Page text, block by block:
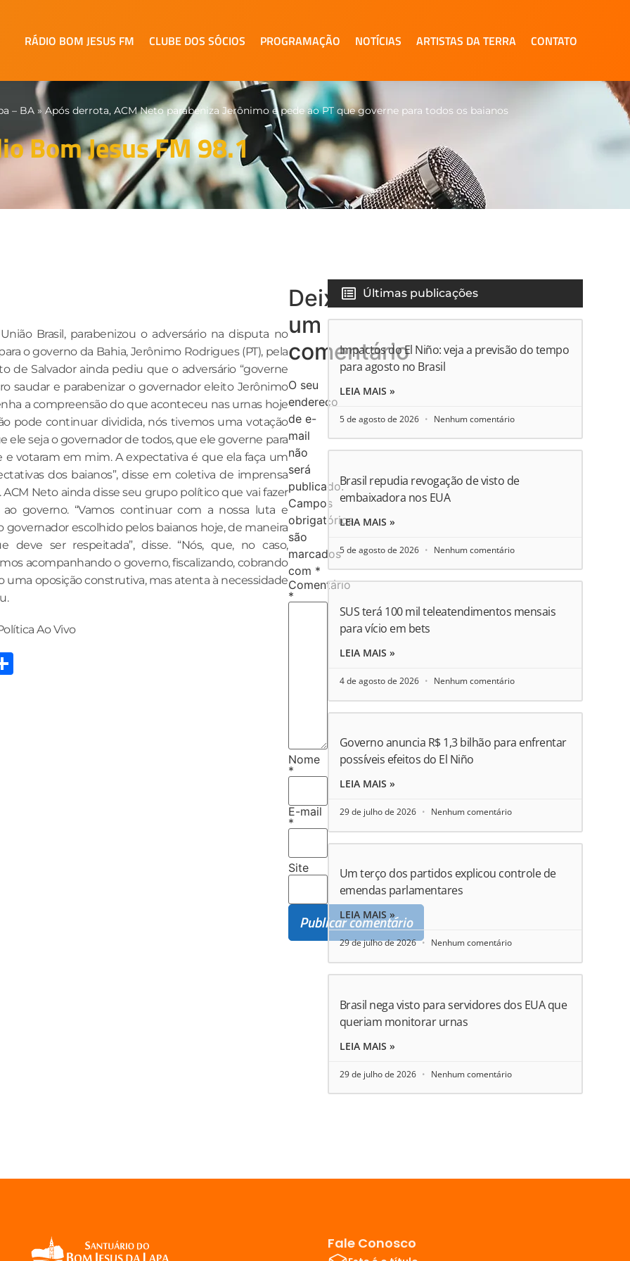
RÁDIO BOM JESUS FM CLUBE DOS SÓCIOS PROGRAMAÇÃO NOTÍCIAS ARTISTAS DA TERRA CONTATO
– BA »Após derrota, ACM Neto parabeniza Jerônimo e pede ao PT que governe para todos os baianos
Bom Jesus FM 98.1
Brasil, parabenizou o adversário na disputa no
o governo da Bahia, Jerônimo Rodrigues (PT), pela
de Salvador ainda pediu que o adversário “governe
saudar e parabenizar o governador eleito Jerônimo
a compreensão do que aconteceu nas urnas hoje
pode continuar dividida, nós tivemos uma votação
ele seja o governador de todos, que ele governe para
e votaram em mim. A expectativa é que ela faça um
dos baianos”, disse em coletiva de imprensa
Neto ainda disse seu grupo político que vai fazer
ao governo. “Vamos continuar com a nossa luta e
escolhido pelos baianos hoje, de maneira
deve ser respeitada”, disse. “Nós, que, no caso,
acompanhando o governo, fiscalizando, cobrando
uma oposição construtiva, mas atenta à necessidade
Ao Vivo
Share
Deixe
um
comentário
O seu
endereço
de e-
mail
não
será
publicado.
Campos
obrigatórios
são
marcados
com *
Comentário
*
Nome
*
E-mail
*
Site
Últimas publicações
Impactos do El Niño: veja a previsão do tempo
para agosto no Brasil
LEIA MAIS »
5 de agosto de 2026 Nenhum comentário
Brasil repudia revogação de visto de
embaixadora nos EUA
LEIA MAIS »
5 de agosto de 2026 Nenhum comentário
SUS terá 100 mil teleatendimentos mensais
para vício em bets
LEIA MAIS »
4 de agosto de 2026 Nenhum comentário
Governo anuncia R$ 1,3 bilhão para enfrentar
possíveis efeitos do El Niño
LEIA MAIS »
29 de julho de 2026 Nenhum comentário
Um terço dos partidos explicou controle de
emendas parlamentares
LEIA MAIS »
29 de julho de 2026 Nenhum comentário
Brasil nega visto para servidores dos EUA que
queriam monitorar urnas
LEIA MAIS »
29 de julho de 2026 Nenhum comentário
Fale Conosco